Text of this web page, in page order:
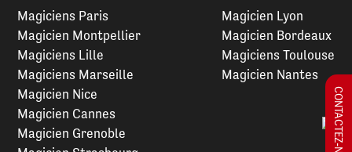
CONTACTEZ-NOUS !
Magiciens Paris
Magicien Montpellier
Magiciens Lille
Magiciens Marseille
Magicien Lyon
Magicien Bordeaux
Magiciens Toulouse
Magicien Nantes
Magicien Nice
Magicien Cannes
Magicien Grenoble